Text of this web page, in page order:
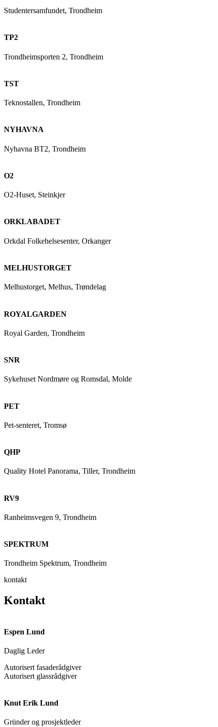
Studentersamfundet, Trondheim
TP2
Trondheimsporten 2, Trondheim
TST
Teknostallen, Trondheim
NYHAVNA
Nyhavna BT2, Trondheim
O2
O2-Huset, Steinkjer
ORKLABADET
Orkdal Folkehelsesenter, Orkanger
MELHUSTORGET
Melhustorget, Melhus, Trøndelag
ROYALGARDEN
Royal Garden, Trondheim
SNR
Sykehuset Nordmøre og Romsdal, Molde
PET
Pet-senteret, Tromsø
QHP
Quality Hotel Panorama, Tiller, Trondheim
RV9
Ranheimsvegen 9, Trondheim
SPEKTRUM
Trondheim Spektrum, Trondheim
kontakt
Kontakt
Espen Lund
Daglig Leder
Autorisert fasaderådgiver
Autorisert glassrådgiver
Knut Erik Lund
Gründer og prosjektleder